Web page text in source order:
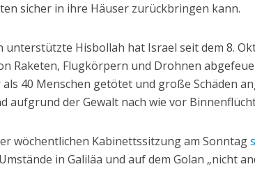
sicher in ihre Häuser zurückbringen kann.
unterstützte Hisbollah hat Israel seit dem 8.
Raketen, Flugkörpern und Drohnen
40 Menschen getötet und große Schäden
aufgrund der Gewalt nach wie vor
wöchentlichen Kabinettssitzung am Sonntag
in Galiläa und auf dem Golan „nicht